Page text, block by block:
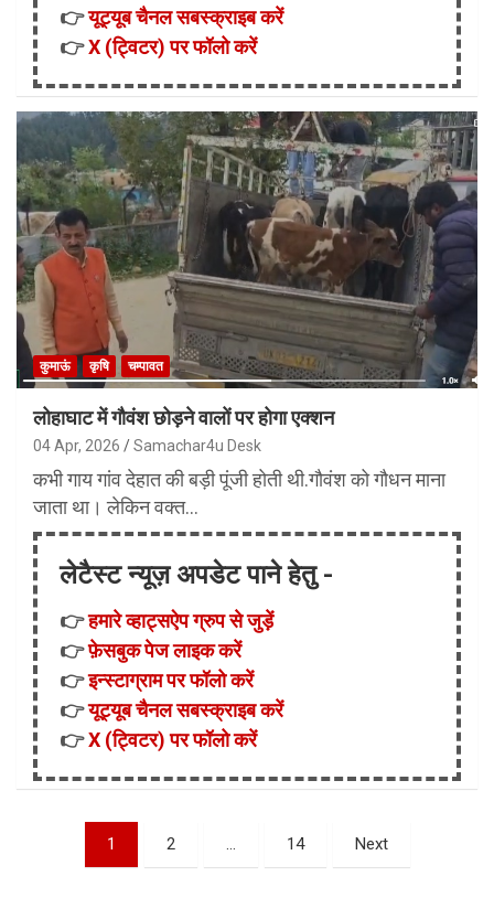
👉यूट्यूब चैनल सबस्क्राइब करें
👉X (ट्विटर) पर फॉलो करें
कुमाऊं कृषि चम्पावत
लोहाघाट में गौवंश छोड़ने वालों पर होगा एक्शन
04 Apr, 2026 Samachar4u Desk
कभी गाय गांव देहात की बड़ी पूंजी होती थी.गाैवंश को गौधन माना
जाता था। लेकिन वक्त…
लेटैस्ट न्यूज़ अपडेट पाने हेतु -
👉हमारे व्हाट्सऐप ग्रुप से जुड़ें
👉फ़ेसबुक पेज लाइक करें
👉इन्स्टाग्राम पर फॉलो करें
👉यूट्यूब चैनल सबस्क्राइब करें
👉X (ट्विटर) पर फॉलो करें
pagination
1 2 14 Next